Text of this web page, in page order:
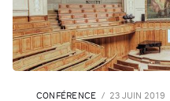
CONFÉRENCE 23 JUIN 2019